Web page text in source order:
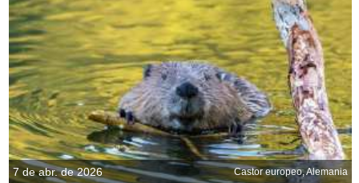
7 de abr. de 2026 Castor europeo, Alemania